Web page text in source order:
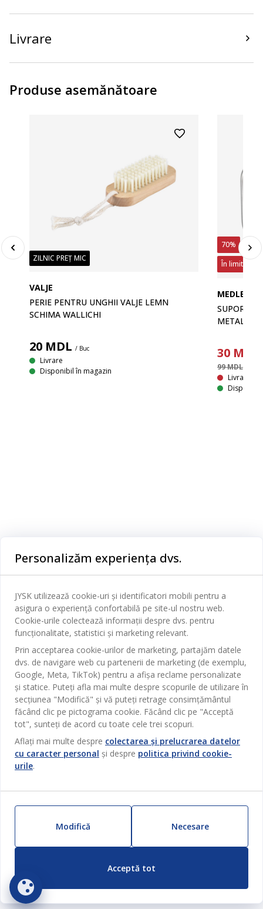
Livrare
Produse asemănătoare
ZILNIC PREȚ MIC
VALJE
PERIE PENTRU UNGHII VALJE LEMN
SCHIMA WALLICHI
20MDL / Buc
Livrare
Disponibil în magazin
70%
În limita
MEDLE
SUPORT
METAL
30MDL
99 MDL
Livrare
Disponibil
Categorii
Dormitor
Baie
Birou
Sufragerie
Bucătărie
Depozitare
Perdele
Grădină
Pentru casă
Serviciul clienți
Contact Relații Clienți
Magazine și program
Broșură
Termeni si conditii vânzări online
Garantia prețului
Garanția Produselor
Politica de confidentialitate
Card cadou
Beneficii pentru clienți
Setări Cookie-uri
Siguranță
JYSK
Despre JYSK
JYSK.com
Presă
Locuri de muncă
Newsletter
Inspirație
Link-uri utile
Sustenabilitate
SEDIU CENTRAL
TAROL-DD S.R.L. str. Jubiliara, 41A mun. Chișinău, Republica
Moldova
JYSK BUSINESS TO BUSINESS
Vânzări și relații clienți persoane juridice
Telefon: 060 531 531
E-mail: jysk@jysk.md
JYSK RELAȚII CLIENȚI
Contact Relații Clienți
Telefon: 022 022 030
Urmărește Jysk
Personalizăm experiența dvs.
JYSK utilizează cookie-uri și identificatori mobili pentru a
asigura o experiență confortabilă pe site-ul nostru web.
Cookie-urile colectează informații despre dvs. pentru
funcționalitate, statistici și marketing relevant.
Prin acceptarea cookie-urilor de marketing, partajăm datele
dvs. de navigare web cu partenerii de marketing (de exemplu,
Google, Meta, TikTok) pentru a afișa reclame personalizate
și statice. Puteți afla mai multe despre scopurile de utilizare în
secțiunea "Modifică" și vă puteți retrage consimțământul
făcând clic pe pictograma cookie. Făcând clic pe "Acceptă
tot", sunteți de acord cu toate cele trei scopuri.
Aflați mai multe despre colectarea și prelucrarea datelor
cu caracter personal și despre politica privind cookie-
urile.
Modifică Necesare
Acceptă tot